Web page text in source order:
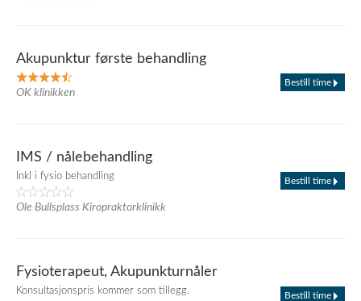
Akupunktur første behandling
OK klinikken
Bestill time
IMS / nålebehandling
Inkl i fysio behandling
Ole Bullsplass Kiropraktorklinikk
Bestill time
Fysioterapeut, Akupunkturnåler
Konsultasjonspris kommer som tillegg. Bestill time